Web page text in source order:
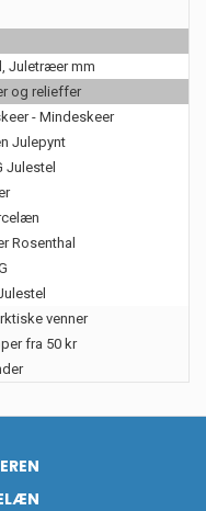
Juletræer mm
og relieffer
- Mindeskeer
Julepynt
Julestel
Rosenthal
venner
fra 50 kr